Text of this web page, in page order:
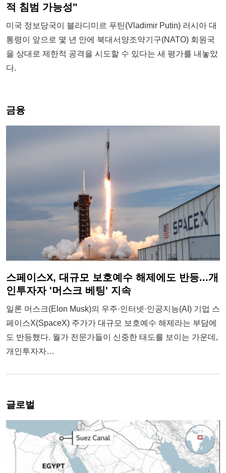
적 침범 가능성"
미국 정보당국이 블라디미르 푸틴(Vladimir Putin) 러시아 대
통령이 앞으로 몇 년 안에 북대서양조약기구(NATO) 회원국
을 상대로 제한적 공격을 시도할 수 있다는 새 평가를 내놓았
다.
금융
스페이스X, 대규모 보호예수 해제에도 반등...개
인투자자 '머스크 베팅' 지속
일론 머스크(Elon Musk)의 우주·인터넷·인공지능(AI) 기업 스
페이스X(SpaceX) 주가가 대규모 보호예수 해제라는 부담에
도 반등했다. 월가 전문가들이 신중한 태도를 보이는 가운데,
개인투자자…
글로벌